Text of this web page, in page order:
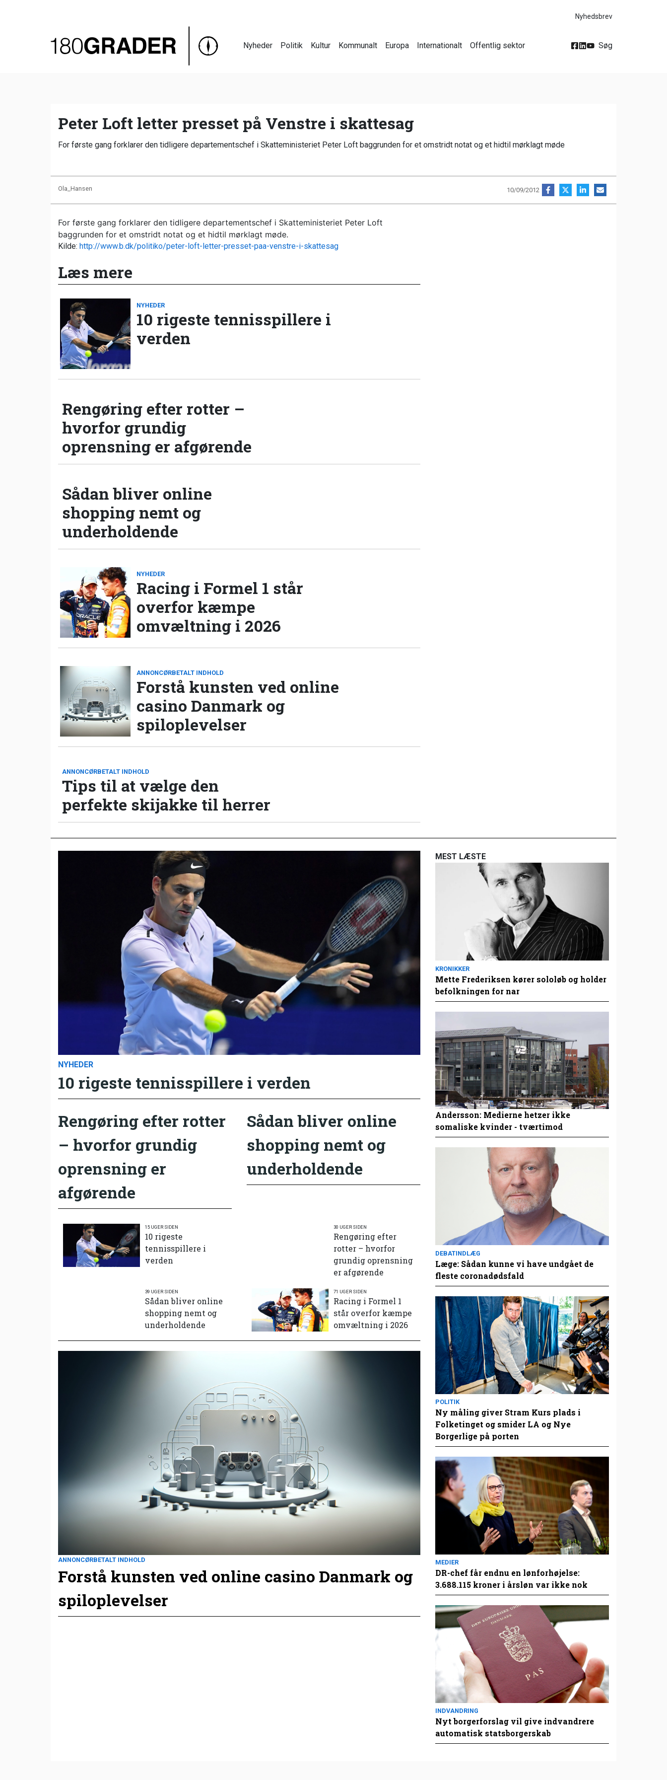
Nyhedsbrev
Nyheder Politik Kultur Kommunalt Europa Internationalt Offentlig sektor Søg
Peter Loft letter presset på Venstre i skattesag
For første gang forklarer den tidligere departementschef i Skatteministeriet Peter Loft baggrunden for et omstridt notat og et hidtil mørklagt møde
Ola_Hansen 10/09/2012
For første gang forklarer den tidligere departementschef i Skatteministeriet Peter Loft
baggrunden for et omstridt notat og et hidtil mørklagt møde.
Kilde: http://www.b.dk/politiko/peter-loft-letter-presset-paa-venstre-i-skattesag
Læs mere
NYHEDER
10 rigeste tennisspillere i
verden
Rengøring efter rotter –
hvorfor grundig
oprensning er afgørende
Sådan bliver online
shopping nemt og
underholdende
NYHEDER
Racing i Formel 1 står
overfor kæmpe
omvæltning i 2026
ANNONCØRBETALT INDHOLD
Forstå kunsten ved online
casino Danmark og
spiloplevelser
ANNONCØRBETALT INDHOLD
Tips til at vælge den
perfekte skijakke til herrer
NYHEDER
10 rigeste tennisspillere i verden
Rengøring efter rotter
– hvorfor grundig
oprensning er
afgørende
Sådan bliver online
shopping nemt og
underholdende
15 UGER SIDEN
10 rigeste
tennisspillere i
verden
30 UGER SIDEN
Rengøring efter
rotter – hvorfor
grundig oprensning
er afgørende
39 UGER SIDEN
Sådan bliver online
shopping nemt og
underholdende
71 UGER SIDEN
Racing i Formel 1
står overfor kæmpe
omvæltning i 2026
ANNONCØRBETALT INDHOLD
Forstå kunsten ved online casino Danmark og
spiloplevelser
MEST LÆSTE
KRONIKKER
Mette Frederiksen kører sololøb og holder
befolkningen for nar
Andersson: Medierne hetzer ikke
somaliske kvinder - tværtimod
DEBATINDLÆG
Læge: Sådan kunne vi have undgået de
fleste coronadødsfald
POLITIK
Ny måling giver Stram Kurs plads i
Folketinget og smider LA og Nye
Borgerlige på porten
MEDIER
DR-chef får endnu en lønforhøjelse:
3.688.115 kroner i årsløn var ikke nok
INDVANDRING
Nyt borgerforslag vil give indvandrere
automatisk statsborgerskab